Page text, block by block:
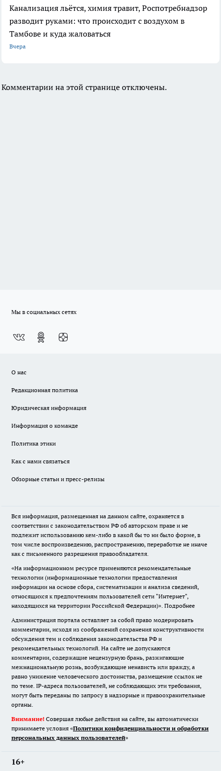
Канализация льётся, химия травит, Роспотребнадзор
разводит руками: что происходит с воздухом в
Тамбове и куда жаловаться
Вчера
Комментарии на этой странице отключены.
Мы в социальных сетях
О нас
Редакционная политика
Юридическая информация
Информация о команде
Политика этики
Как с нами связаться
Обзорные статьи и пресс-релизы
Вся информация, размещенная на данном сайте, охраняется в
соответствии с законодательством РФ об авторском праве и не
подлежит использованию кем-либо в какой бы то ни было форме, в
том числе воспроизведению, распространению, переработке не иначе
как с письменного разрешения правообладателя.
«На информационном ресурсе применяются рекомендательные
технологии (информационные технологии предоставления
информации на основе сбора, систематизации и анализа сведений,
относящихся к предпочтениям пользователей сети "Интернет",
находящихся на территории Российской Федерации)». Подробнее
Администрация портала оставляет за собой право модерировать
комментарии, исходя из соображений сохранения конструктивности
обсуждения тем и соблюдения законодательства РФ и
рекомендательных технологий. На сайте не допускаются
комментарии, содержащие нецензурную брань, разжигающие
межнациональную рознь, возбуждающие ненависть или вражду, а
равно унижение человеческого достоинства, размещение ссылок не
по теме. IP-адреса пользователей, не соблюдающих эти требования,
могут быть переданы по запросу в надзорные и правоохранительные
органы.
Внимание! Совершая любые действия на сайте, вы автоматически
принимаете условия «Политики конфиденциальности и обработки
персональных данных пользователей»
16+